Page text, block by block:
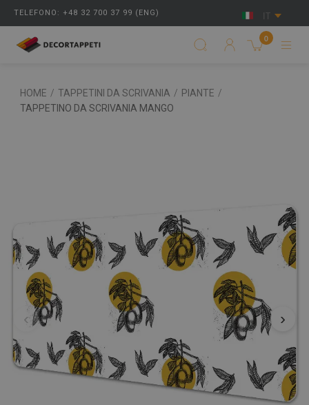
TELEFONO: +48 32 700 37 99 (ENG)
0
HOME / TAPPETINI DA SCRIVANIA / PIANTE /
TAPPETINO DA SCRIVANIA MANGO
‹ ›